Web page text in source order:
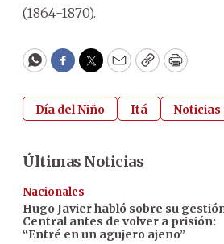
(1864-1870).
WhatsApp
Facebook
Twitter
EmailCopyPrint
Día del Niño Itá Noticias
Últimas Noticias
Nacionales
Hugo Javier habló sobre su
Central antes de volver a prisión:
“Entré en un agujero ajeno”